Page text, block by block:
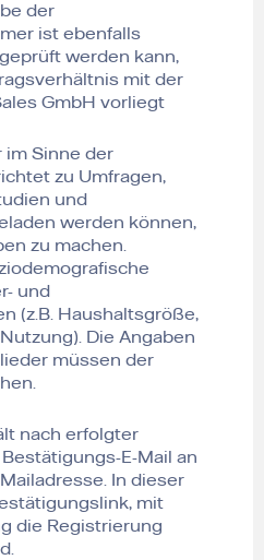
der
ist ebenfalls
werden kann,
mit der
GmbH vorliegt
im Sinne der
zu Umfragen,
und
werden können,
zu machen.
und
(z.B. Haushaltsgröße,
Die Angaben
müssen der
nach erfolgter
E-Mail an
In dieser
mit
die Registrierung